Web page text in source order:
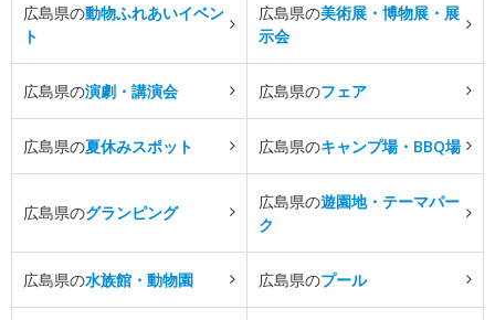
広島県の動物ふれあいイベン
ト
広島県の美術展・博物展・展
示会
広島県の演劇・講演会 広島県のフェア
広島県の夏休みスポット 広島県のキャンプ場・BBQ場
広島県のグランピング
広島県の遊園地・テーマパー
ク
広島県の水族館・動物園 広島県のプール